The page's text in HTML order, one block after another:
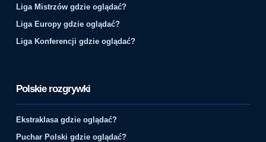
Liga Mistrzów gdzie oglądać?
Liga Europy gdzie oglądać?
Liga Konferencji gdzie oglądać?
Polskie rozgrywki
Ekstraklasa gdzie oglądać?
Puchar Polski gdzie oglądać?